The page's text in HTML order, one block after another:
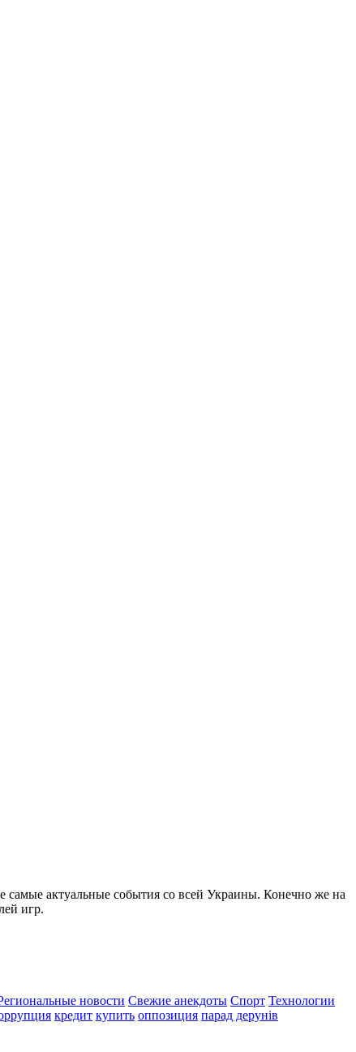
самые актуальные события со всей Украины. Конечно же на
игр.
новости Свежие анекдоты Спорт Технологии
кредит купить оппозиция парад дерунів